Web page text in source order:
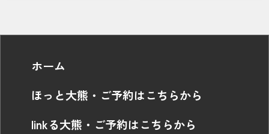
ホーム
ほっと大熊・ご予約はこちらから
linkる大熊・ご予約はこちらから